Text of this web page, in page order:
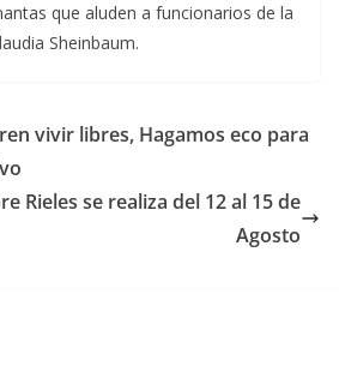
que aluden a funcionarios de la
Sheinbaum.
vivir libres, Hagamos eco para
Rieles se realiza del 12 al 15 de
Agosto